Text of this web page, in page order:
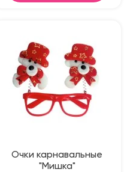
Очки карнавальные
"Мишка"